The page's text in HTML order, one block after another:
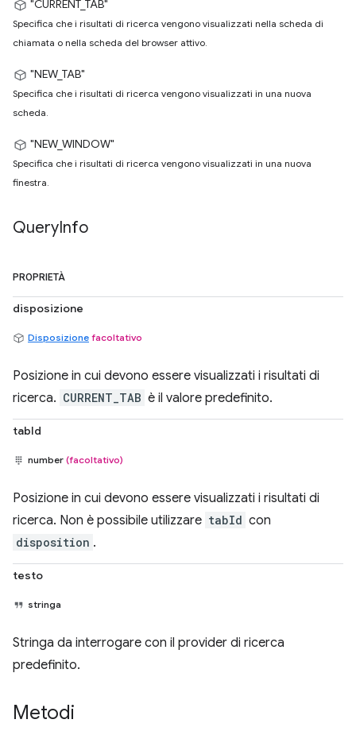
"CURRENT_TAB"
Specifica che i risultati di ricerca vengono visualizzati nella scheda di
chiamata o nella scheda del browser attivo.
"NEW_TAB"
Specifica che i risultati di ricerca vengono visualizzati in una nuova
scheda.
"NEW_WINDOW"
Specifica che i risultati di ricerca vengono visualizzati in una nuova
finestra.
QueryInfo
PROPRIETÀ
disposizione
Disposizione facoltativo
Posizione in cui devono essere visualizzati i risultati di
ricerca. CURRENT_TAB è il valore predefinito.
tabId
number (facoltativo)
Posizione in cui devono essere visualizzati i risultati di
ricerca. Non è possibile utilizzare tabId con
disposition .
testo
stringa
Stringa da interrogare con il provider di ricerca
predefinito.
Metodi